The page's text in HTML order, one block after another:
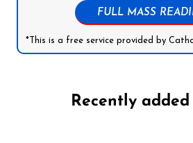
FULL MASS
*This is a free service provided by
Recently